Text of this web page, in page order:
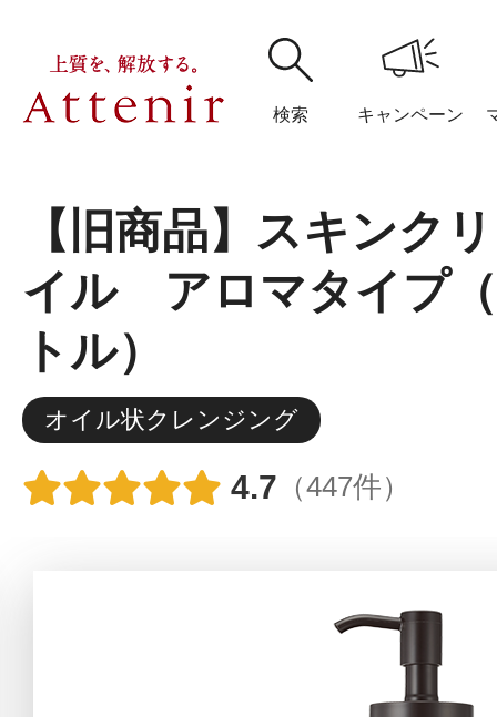
検索 キャンペーン
購入履歴 閲覧履
ブランドサイ
アテニアの「
【旧商品】スキンク
イル アロマタイプ
トル）
オイル状クレンジング
4.7 （447件）